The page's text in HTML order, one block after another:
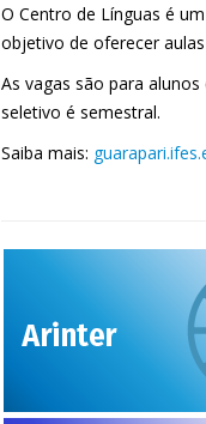
O Centro de Línguas é
objetivo de oferecer
As vagas são para
seletivo é semestral.
Saiba mais: